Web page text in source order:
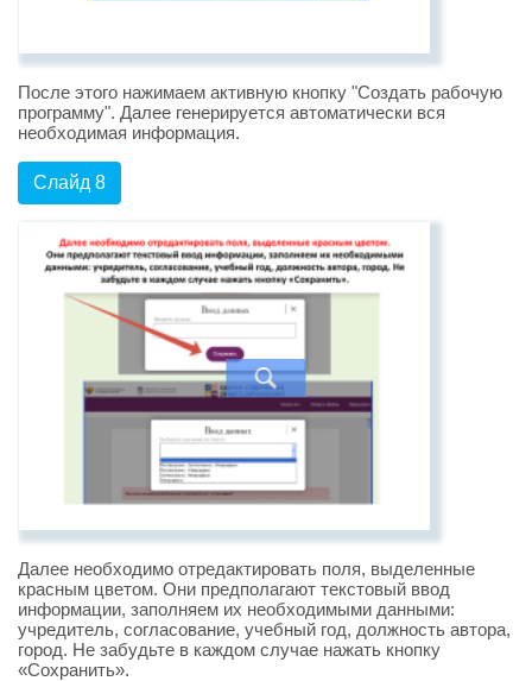
После этого нажимаем активную кнопку "Создать рабочую
программу". Далее генерируется автоматически вся
необходимая информация.
Слайд 8
Далее необходимо отредактировать поля, выделенные
красным цветом. Они предполагают текстовый ввод
информации, заполняем их необходимыми данными:
учредитель, согласование, учебный год, должность автора,
город. Не забудьте в каждом случае нажать кнопку
«Сохранить».